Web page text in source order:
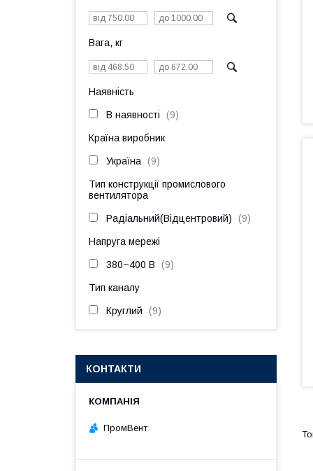
Вага, кг
Наявність
В наявності 9
Країна виробник
Україна 9
Тип конструкції промислового
вентилятора
Радіальний(Відцентровий) 9
Напруга мережі
380~400 В 9
Тип каналу
Круглий 9
КОНТАКТИ
ПромВент